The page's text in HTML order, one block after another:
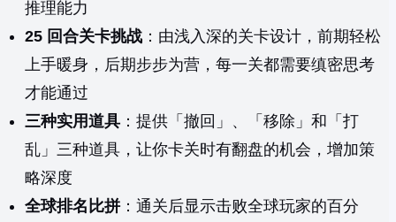
推理能力
25 回合关卡挑战 ：由浅入深的关卡设计，前期轻松
上手暖身，后期步步为营，每一关都需要缜密思考
才能通过
三种实用道具 ：提供「撤回」、「移除」和「打
乱」三种道具，让你卡关时有翻盘的机会，增加策
略深度
全球排名比拼：通关后显示击败全球玩家的百分